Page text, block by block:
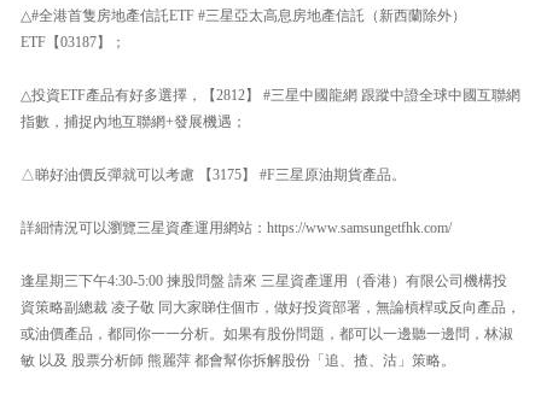
△#全港首隻房地產信託ETF #三星亞太高息房地產信託（新西蘭除外）
ETF【03187】；
△投資ETF產品有好多選擇，【2812】 #三星中國龍網 跟蹤中證全球中國互聯網
指數，捕捉內地互聯網+發展機遇；
△睇好油價反彈就可以考慮 【3175】 #F三星原油期貨產品。
詳細情況可以瀏覽三星資產運用網站：https://www.samsungetfhk.com/
逢星期三下午4:30-5:00 揀股問盤 請來 三星資產運用（香港）有限公司機構投
資策略副總裁 凌子敬 同大家睇住個市，做好投資部署，無論槓桿或反向產品，
或油價產品，都同你一一分析。如果有股份問題，都可以一邊聽一邊問，林淑
敏 以及 股票分析師 熊麗萍 都會幫你拆解股份「追、揸、沽」策略。